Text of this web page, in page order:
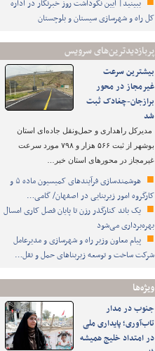
ببینید| آیین نکوداشت روز خبرنگار در اداره
کل راه و شهرسازی سیستان و بلوچستان
پربازدیدترین‌های سرویس
بیشترین سرعت
غیرمجاز در محور
برازجان-چغادک ثبت
شد
مدیرکل راهداری و حمل‌ونقل جاده‌ای استان
بوشهر از ثبت ۵۶۶ هزار و ۷۹۸ مورد سرعت
غیرمجاز در محورهای استان خبر…
هوشمندسازی فرآیندهای کمیسیون ماده ۵ و
کارگروه امور زیربنایی در اصفهان/ گامی…
یک باند کنارگذر رزن تا پایان فصل کاری امسال
بهره‌برداری می‌شود
پیام معاون وزیر راه و شهرسازی و مدیرعامل
شرکت ساخت و توسعه زیربناهای حمل و نقل…
ویژه‌ها
جنوب در مدار
تاب‌آوری؛ پایداری ملی
در امتداد خلیج همیشه